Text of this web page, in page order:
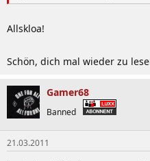
Allskloa!
Schön, dich mal wieder zu
Gamer68
Banned
21.03.2011